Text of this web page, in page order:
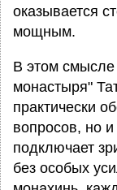
оказывается
мощным.
В этом
монастыря"
практически
вопросов, но и
подключает
без особых